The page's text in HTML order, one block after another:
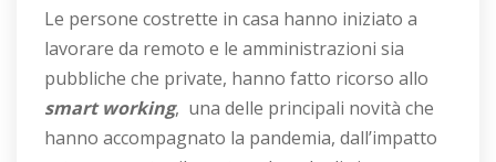
Le persone costrette in casa hanno iniziato a
lavorare da remoto e le amministrazioni sia
pubbliche che private, hanno fatto ricorso allo
smart working, una delle principali novità che
hanno accompagnato la pandemia, dall’impatto